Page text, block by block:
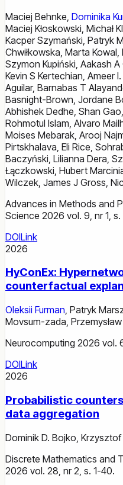
Maciej Behnke Dominika
Maciej Kłoskowski Michał
Kacper Szymański Patryk
Chwiłkowska Marta Kowal
Szymon Kupiński Aakash
Kevin S Kertechian Ameer
Aguilar, Barnabas T
Basnight-Brown Jordane
Abhishek Dedhe Shan Gao
Rohmotul Islam Alvaro
Moises Mebarak Arooj
Pirtskhalava Eli Rice
Baczyński Lilianna Dera
Łączkowski Hubert
Wilczek James J Gross
Advances in Methods and
Science 2026 vol. 9, nr 1, s.
DOILink
2026
HyConEx:
counterfactual
Oleksii Furman, Patryk
Movsum-zada,
Neurocomputing 2026 vol.
DOILink
2026
Probabilistic
data aggregation
Dominik D. Bojko Krzysztof
Discrete Mathematics and
2026 vol. 28, nr 2, s. 1-40.